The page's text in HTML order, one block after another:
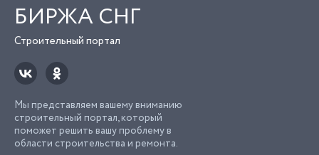
БИРЖА СНГ
Строительный портал
Мы представляем вашему вниманию
строительный портал, который
поможет решить вашу проблему в
области строительства и ремонта.